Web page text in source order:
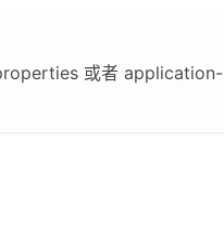
或者 application-